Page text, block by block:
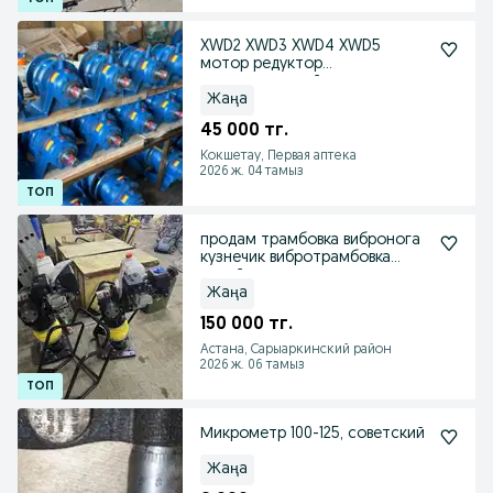
XWD2 XWD3 XWD4 XWD5
мотор редуктор
электродвигатель квт
Жаңа
45 000 тг.
Кокшетау, Первая аптека
2026 ж. 04 тамыз
продам трамбовка вибронога
кузнечик вибротрамбовка
Жаңа
150 000 тг.
Астана, Сарыаркинский район
2026 ж. 06 тамыз
Микрометр 100-125, советский
Жаңа